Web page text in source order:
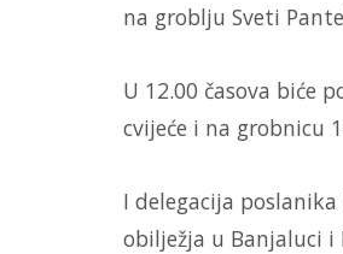
na groblju Sveti
U 12.00 časova biće
cvijeće i na grobnicu
I delegacija
obilježja u Banjaluci i